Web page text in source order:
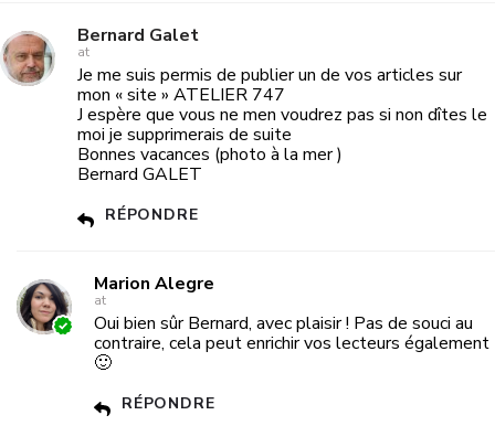
Bernard Galet
at
Je me suis permis de publier un de vos articles sur
mon « site » ATELIER 747
J espère que vous ne men voudrez pas si non dîtes le
moi je supprimerais de suite
Bonnes vacances (photo à la mer )
Bernard GALET
RÉPONDRE
Marion Alegre
at
Oui bien sûr Bernard, avec plaisir ! Pas de souci au
contraire, cela peut enrichir vos lecteurs également
🙂
RÉPONDRE